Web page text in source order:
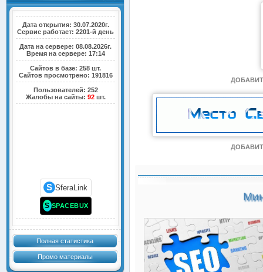
Дата открытия: 30.07.2020г.
Сервис работает: 2201-й день
Дата на сервере: 08.08.2026г.
Время на сервере: 17:14
Сайтов в базе: 258 шт.
Сайтов просмотрено: 191816
Пользователей: 252
Жалобы на сайты: 92шт.
S SferaLink
S SPACEBUX
Полная статистика
Промо материалы